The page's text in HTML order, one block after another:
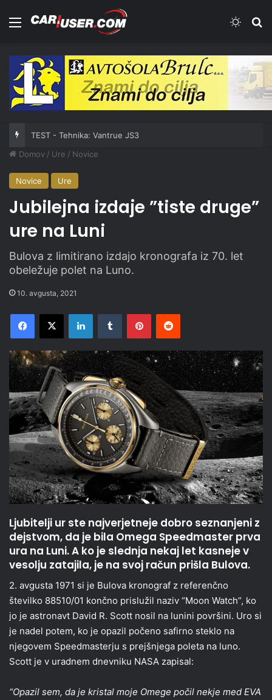
Meni
TEST - Tehnika: Vantrue JS3
Domov / Ure / Novice
Novice Ure
Jubilejna izdaje ”tiste druge”
ure na Luni
Bulova z limitirano izdajo kronografa iz 70. let
obeležuje polet na Luno.
10. avgusta, 2021
Facebook
X LinkedInTumblr PinterestReddit
Ljubitelji ur ste najverjetneje dobro seznanjeni z
dejstvom, da je bila Omega Speedmaster prva
ura na Luni. A ko je slednja nekaj let kasneje v
vesolju zatajila, je na svoj račun prišla Bulova.
2. avgusta 1971 si je Bulova kronograf z referenčno
številko 88510/01 končno prislužil naziv “Moon Watch”, ko
jo je astronavt David R. Scott nosil na lunini površini. Uro si
je nadel potem, ko je opazil počeno safirno steklo na
njegovem Speedmasterju s prejšnjega poleta na luno.
Scott je v uradnem dnevniku NASA zapisal:
“Opazil sem, da je kristal moje Omege počil nekje med EVA